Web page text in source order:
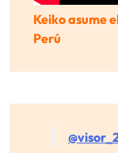
Keiko asume
Perú